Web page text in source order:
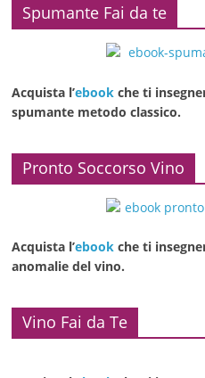
Spumante Fai da te
Acquista l’ebook che ti
spumante metodo classico.
Pronto Soccorso Vino
Acquista l’ebook che ti
anomalie del vino.
Vino Fai da Te